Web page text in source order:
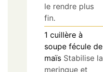
le rendre plus
fin.
1 cuillère à
soupe fécule de
maïs Stabilise la
meringue et